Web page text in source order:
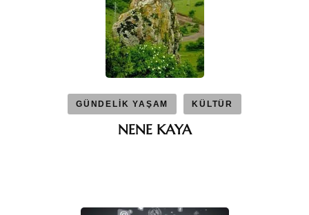
GÜNDELİK YAŞAM KÜLTÜR
NENE KAYA